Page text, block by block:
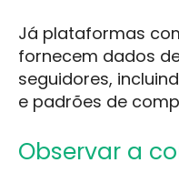
Já plataformas
fornecem dados
seguidores,
e padrões de
Observar a